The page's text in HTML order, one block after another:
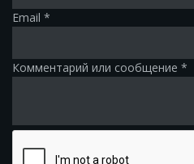
Email *
Комментарий или сообщение *